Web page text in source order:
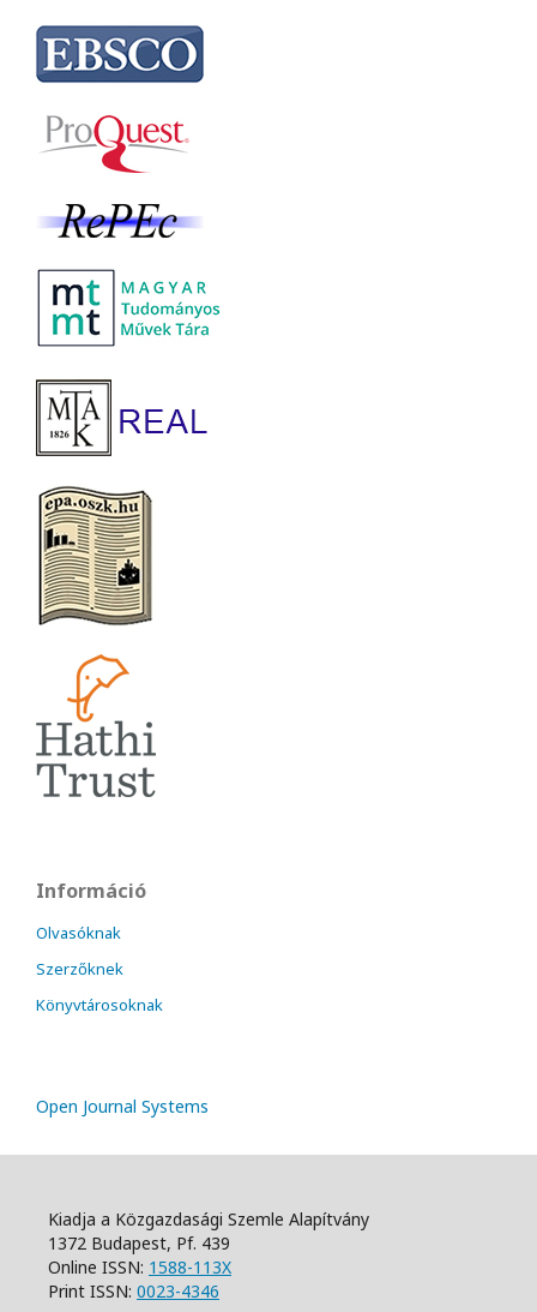
Információ
Olvasóknak
Szerzőknek
Könyvtárosoknak
Open Journal Systems
Kiadja a Közgazdasági Szemle Alapítvány
1372 Budapest, Pf. 439
Online ISSN: 1588-113X
Print ISSN: 0023-4346